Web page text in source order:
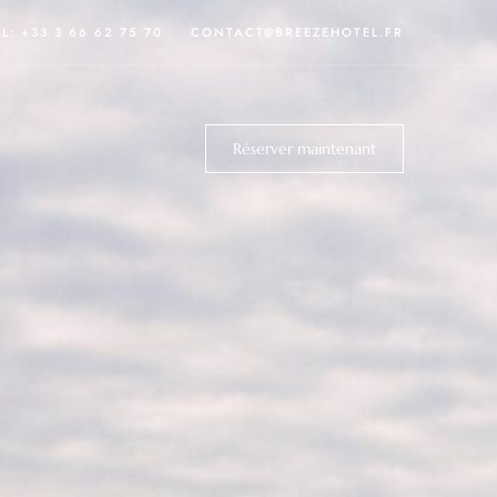
+33 3 66 62 75 70 CONTACT@BREEZEHOTEL.FR
Réserver maintenant